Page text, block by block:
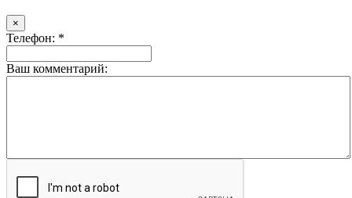
×
Телефон: *
Ваш комментарий: